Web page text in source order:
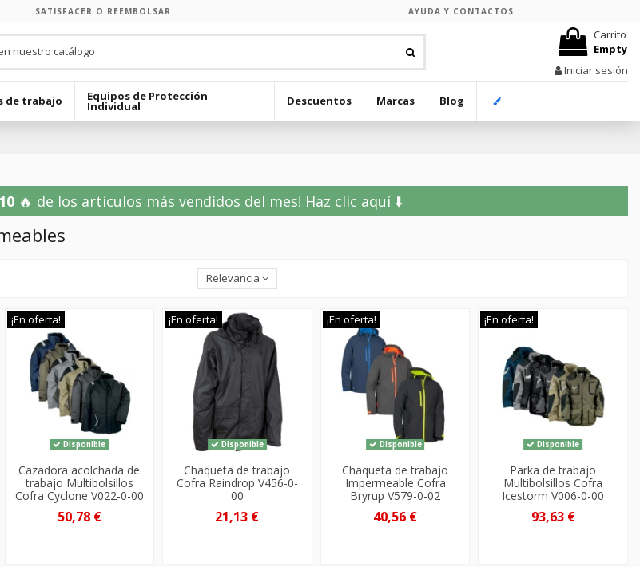
SATISFACER O REEMBOLSAR AYUDA Y CONTACTOS
Carrito
Empty
Iniciar sesión
de trabajo Equipos de Protección
Individual Descuentos Marcas Blog
🔥 de los artículos más vendidos del mes! Haz clic aquí ⬇️
Relevancia
¡En oferta!
Disponible
Cazadora acolchada de
trabajo Multibolsillos
Cofra Cyclone V022-0-00
50,78 €
¡En oferta!
Disponible
Chaqueta de trabajo
Cofra Raindrop V456-0-
00
21,13 €
¡En oferta!
Disponible
Chaqueta de trabajo
Impermeable Cofra
Bryrup V579-0-02
40,56 €
¡En oferta!
Disponible
Parka de trabajo
Multibolsillos Cofra
Icestorm V006-0-00
93,63 €